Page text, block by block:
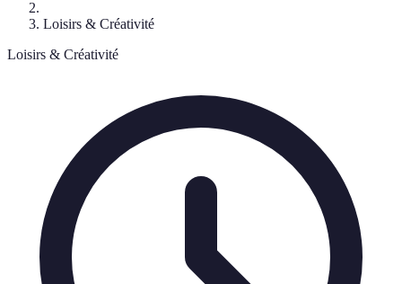
Loisirs & Créativité
Loisirs & Créativité